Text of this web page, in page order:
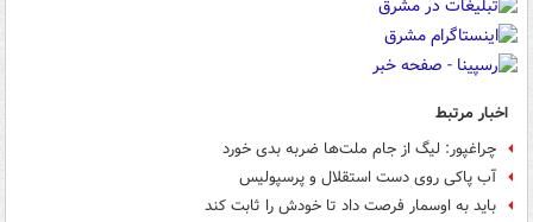
اخبار مرتبط
چراغپور: لیگ از جام ملت‌ها ضربه بدی خورد
آب پاکی روی دست استقلال و پرسپولیس
باید به اوسمار فرصت داد تا خودش را ثابت کند